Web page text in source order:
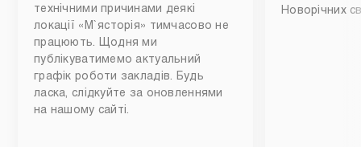
технічними причинами деякі
локації «М`ясторія» тимчасово не
працюють. Щодня ми
публікуватимемо актуальний
графік роботи закладів. Будь
ласка, слідкуйте за оновленнями
на нашому сайті.
Новорічних